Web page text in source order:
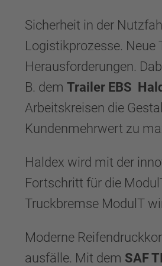
Sicherheit in der
Logistikprozesse. Neue
Herausforderungen.
B. dem Trailer EBS
Arbeitskreisen die
Kundenmehrwert zu
Haldex wird mit der
Fortschritt für die
Truckbremse ModulT
Moderne
ausfälle. Mit dem SAF